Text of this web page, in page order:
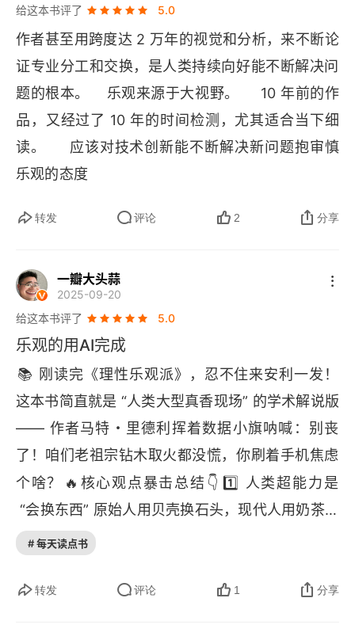
比较悲观的想法！​      总之，这是一本带给我们信
心的书。就像海明威所说：世界并不完美，却仍值
得奋斗。
给这本书评了 5.0
作者甚至用跨度达 2 万年的视觉和分析，来不断论
证专业分工和交换，是人类持续向好能不断解决问
题的根本。    乐观来源于大视野。     10 年前的作
品，又经过了 10 年的时间检测，尤其适合当下细
读。     应该对技术创新能不断解决新问题抱审慎
乐观的态度
转发 评论 2 分享
一瓣大头蒜
2025-09-20
给这本书评了
5.0
乐观的用AI完成
📚 刚读完《理性乐观派》，忍不住来安利一发！
这本书简直就是 “人类大型真香现场” 的学术解说版
—— 作者马特・里德利挥着数据小旗呐喊：别丧
了！咱们老祖宗钻木取火都没慌，你刷着手机焦虑
个啥？
🔥 核心观点暴击总结 👇 1️⃣ 人类超能力是
“会换东西” 原始人用贝壳换石头，现代人用奶茶续
命券换 PPT
喂！🌾 2️⃣ 悲观党总被打脸从人口爆炸预言
# 每天读点书
转发 评论 1 分享